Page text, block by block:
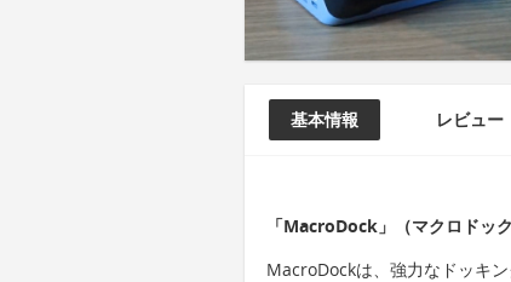
基本情報 レビュー
「MacroDock」（マクロドッ
MacroDockは、強力なドッキ